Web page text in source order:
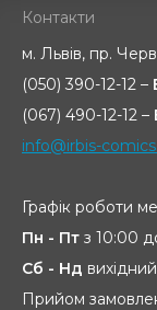
Контакти
м. Львів, пр.
(050) 390-12-12 –
(067) 490-12-12 –
info@irbis-
Графік роботи
Пн - Пт з 10:00
Сб - Нд вихідний
Прийом